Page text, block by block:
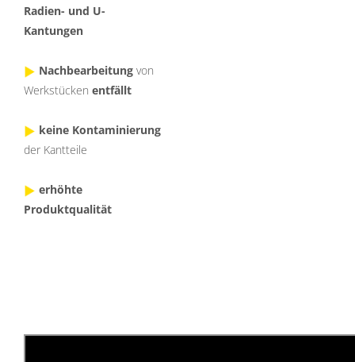
Radien- und U-
Kantungen
Nachbearbeitung von
Werkstücken entfällt
keine Kontaminierung
der Kantteile
erhöhte
Produktqualität